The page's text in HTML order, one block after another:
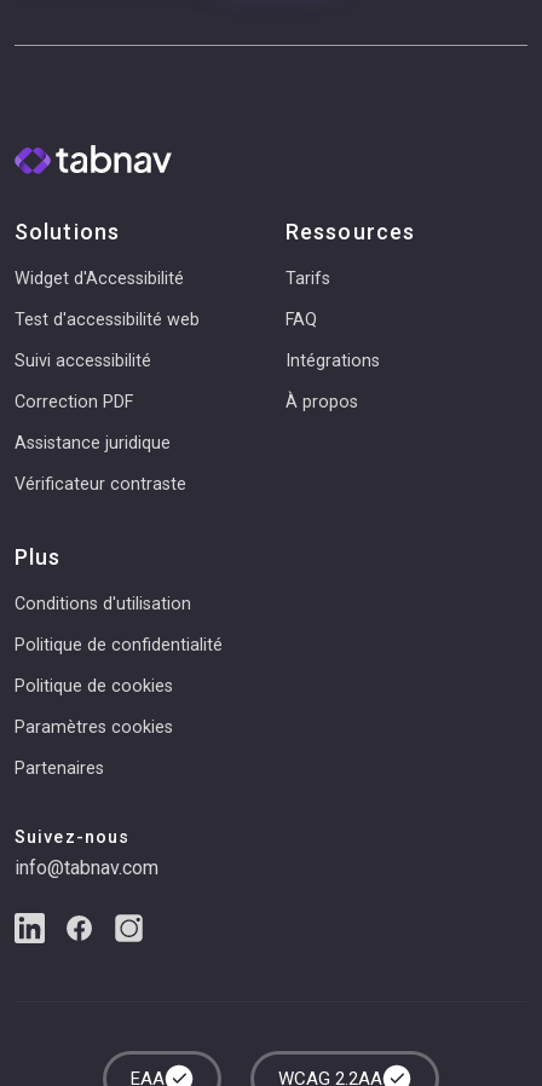
Solutions
Widget d'Accessibilité
Test d'accessibilité web
Suivi accessibilité
Correction PDF
Assistance juridique
Vérificateur contraste
Ressources
Tarifs
FAQ
Intégrations
À propos
Plus
Conditions d'utilisation
Politique de confidentialité
Politique de cookies
Paramètres cookies
Partenaires
Suivez-nous
info@tabnav.com
EAA WCAG 2.2AA